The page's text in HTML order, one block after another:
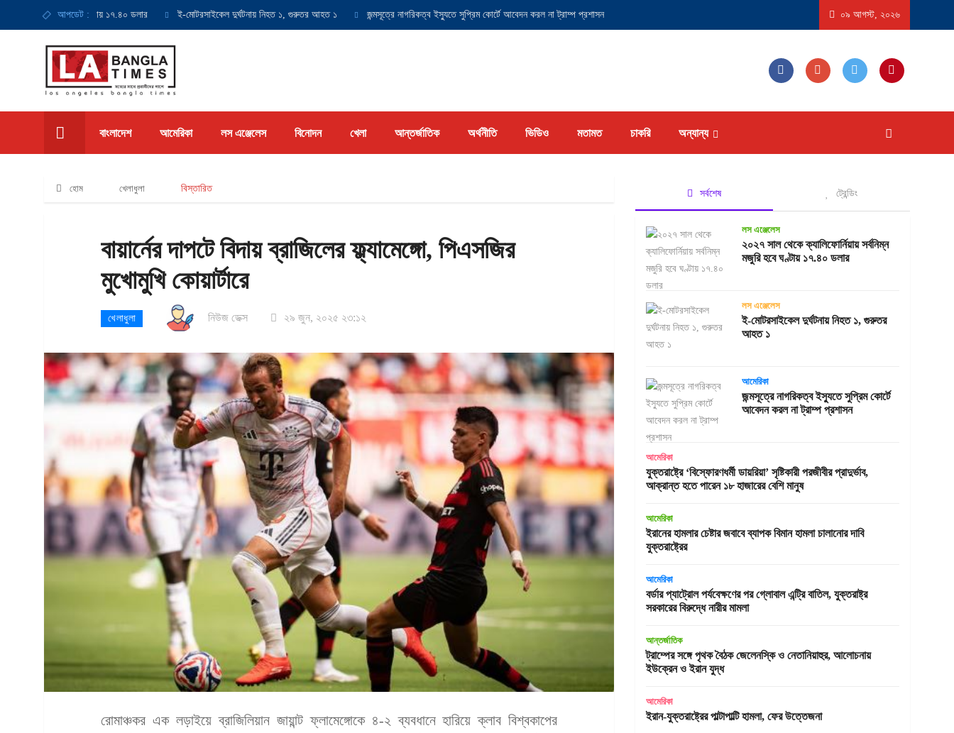
আপডেট :
মজুরি হবে ঘণ্টায় ১৭.৪০ ডলার ই-মোটরসাইকেল দুর্ঘটনায় নিহত ১, গুরুতর আহত ১ জন্মসূত্রে নাগরিকত্ব ইস্যুতে সুপ্রিম কোর্টে আবেদন করল না ট্রাম্প প্রশাসন যুক্তরাষ্ট্রে ‘বিস্ফোরণধর্মী ডায়রিয়া’ সৃষ্টিকারী পরজীবীর প্রাদুর্ভাব, আক্রান্ত হতে পারেন ১৮ হাজারের বেশি
০৯ আগস্ট, ২০২৬
বাংলাদেশ আমেরিকা লস এঞ্জেলেস বিনোদন খেলা আন্তর্জাতিক অর্থনীতি ভিডিও মতামত চাকরি অন্যান্য
হোম খেলাধুলা বিস্তারিত
বায়ার্নের দাপটে বিদায় ব্রাজিলের ফ্ল্যামেঙ্গো, পিএসজির
মুখোমুখি কোয়ার্টারে
খেলাধুলা নিউজ ডেক্স ২৯ জুন, ২০২৫ ২৩:১২
রোমাঞ্চকর এক লড়াইয়ে ব্রাজিলিয়ান জায়ান্ট ফ্লামেঙ্গোকে ৪-২ ব্যবধানে হারিয়ে ক্লাব বিশ্বকাপের
সর্বশেষ ট্রেন্ডিং
লস এঞ্জেলেস
২০২৭ সাল থেকে ক্যালিফোর্নিয়ায় সর্বনিম্ন
মজুরি হবে ঘণ্টায় ১৭.৪০ ডলার
লস এঞ্জেলেস
ই-মোটরসাইকেল দুর্ঘটনায় নিহত ১, গুরুতর
আহত ১
আমেরিকা
জন্মসূত্রে নাগরিকত্ব ইস্যুতে সুপ্রিম কোর্টে
আবেদন করল না ট্রাম্প প্রশাসন
আমেরিকা
যুক্তরাষ্ট্রে ‘বিস্ফোরণধর্মী ডায়রিয়া’ সৃষ্টিকারী পরজীবীর প্রাদুর্ভাব,
আক্রান্ত হতে পারেন ১৮ হাজারের বেশি মানুষ
আমেরিকা
ইরানের হামলার চেষ্টার জবাবে ব্যাপক বিমান হামলা চালানোর দাবি
যুক্তরাষ্ট্রের
আমেরিকা
বর্ডার প্যাট্রোল পর্যবেক্ষণের পর গ্লোবাল এন্ট্রি বাতিল, যুক্তরাষ্ট্র
সরকারের বিরুদ্ধে নারীর মামলা
আন্তর্জাতিক
ট্রাম্পের সঙ্গে পৃথক বৈঠক জেলেনস্কি ও নেতানিয়াহুর, আলোচনায়
ইউক্রেন ও ইরান যুদ্ধ
আমেরিকা
ইরান-যুক্তরাষ্ট্রের পাল্টাপাল্টি হামলা, ফের উত্তেজনা